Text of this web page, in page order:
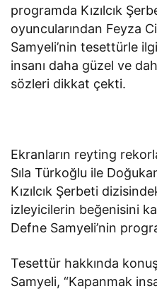
programda Kızılcık
oyuncularından Feyza
Samyeli’nin tesettürle
insanı daha güzel ve
sözleri dikkat çekti.
Ekranların reyting
Sıla Türkoğlu ile
Kızılcık Şerbeti
izleyicilerin beğenisini
Defne Samyeli’nin
Tesettür hakkında
Samyeli, “Kapanmak